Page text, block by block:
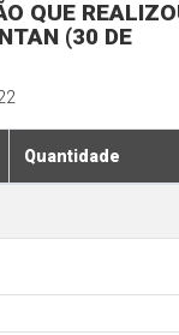
QUE
(30 DE
Quantidade